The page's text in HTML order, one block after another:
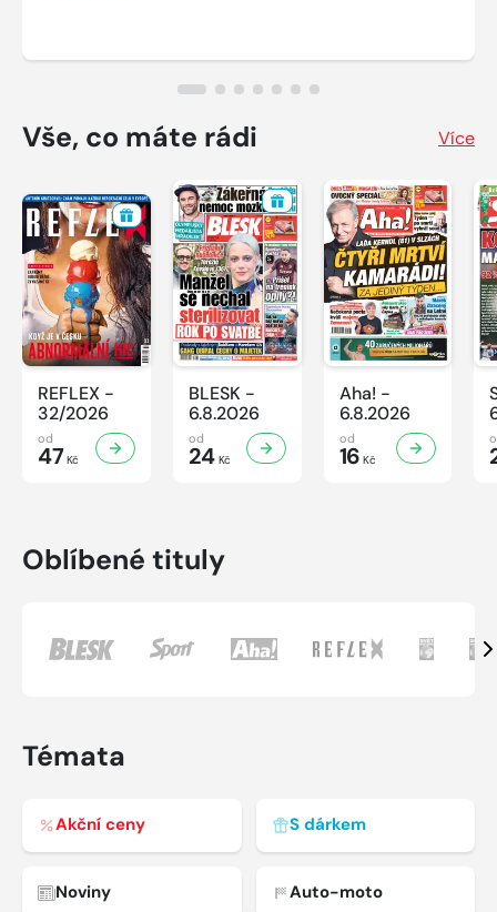
Vše, co máte rádi Více
REFLEX -
32/2026
od
47 Kč
BLESK -
6.8.2026
od
24Kč
Aha! -
6.8.2026
od
16 Kč
Oblíbené tituly
Témata
Akční ceny S dárkem
Noviny Auto-moto